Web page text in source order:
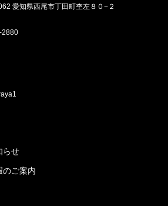
愛知県西尾市丁田町杢左８０−２
2880
らせ
のご案内